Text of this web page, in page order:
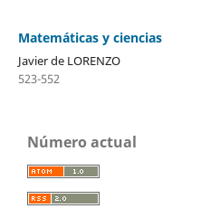
Matemáticas y ciencias
Javier de LORENZO
523-552
Número actual